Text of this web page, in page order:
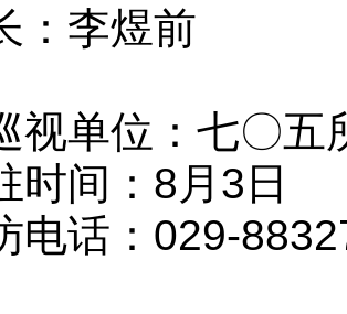
李煜前
单位：七〇五
间：8月3日
话：029-